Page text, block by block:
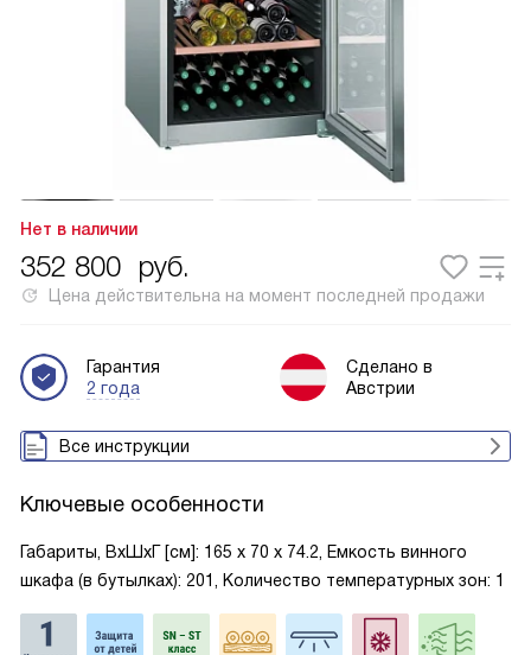
Нет в наличии
352 800 руб.
Цена действительна на момент последней продажи
Гарантия
2 года
Сделано в
Австрии
Все инструкции
Ключевые особенности
Габариты, ВxШxГ [см]: 165 х 70 х 74.2, Емкость винного
шкафа (в бутылках): 201, Количество температурных зон: 1